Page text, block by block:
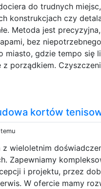
do trudnych
konstrukcjach czy
Metoda jest
bez
miasto, gdzie tempo się
porządkiem.
kortów
wieloletnim
Zapewniamy
i projektu, przez
W ofercie mamy